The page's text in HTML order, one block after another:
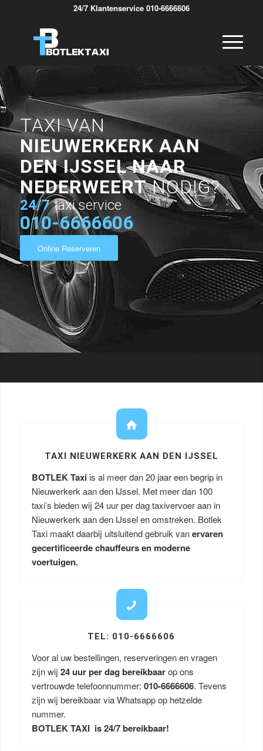
24/7 Klantenservice 010-6666606
TAXI VAN
NIEUWERKERK AAN
DEN IJSSEL NAAR
NEDERWEERTNODIG?
24/7 taxi service
010-6666606
Online Reserveren
TAXI NIEUWERKERK AAN DEN IJSSEL
BOTLEK Taxi is al meer dan 20 jaar een begrip in
Nieuwerkerk aan den IJssel. Met meer dan 100
taxi’s bieden wij 24 uur per dag taxivervoer aan in
Nieuwerkerk aan den IJssel en omstreken. Botlek
Taxi maakt daarbij uitsluitend gebruik vanervaren
gecertificeerde chauffeurs en moderne
voertuigen.
TEL: 010-6666606
Voor al uw bestellingen, reserveringen en vragen
zijn wij 24 uur per dag bereikbaarop ons
vertrouwde telefoonnummer: 010-6666606. Tevens
zijn wij bereikbaar via Whatsapp op hetzelde
nummer.
BOTLEK TAXI is 24/7 bereikbaar!